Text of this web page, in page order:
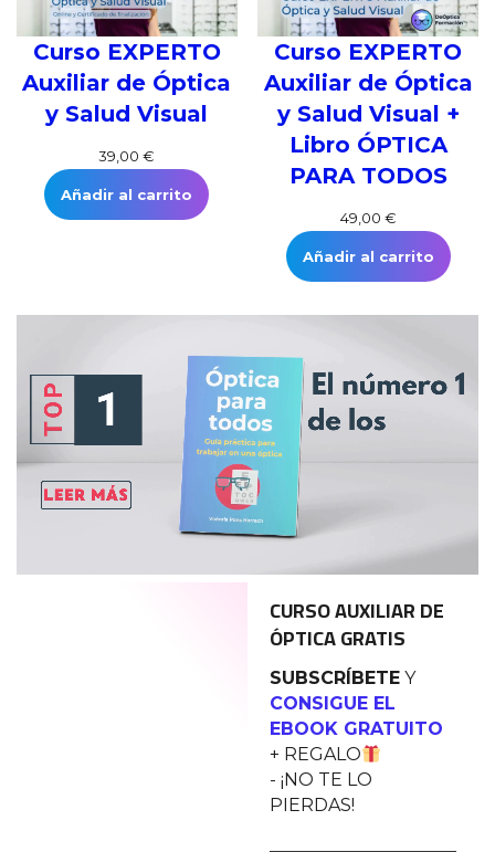
Curso EXPERTO
Auxiliar de Óptica
y Salud Visual
39,00€
Añadir al carrito
Curso EXPERTO
Auxiliar de Óptica
y Salud Visual +
Libro ÓPTICA
PARA TODOS
49,00 €
Añadir al carrito
CURSO AUXILIAR DE
ÓPTICA GRATIS
SUBSCRÍBETE Y
CONSIGUE EL
EBOOK GRATUITO
+ REGALO
- ¡NO TE LO
PIERDAS!